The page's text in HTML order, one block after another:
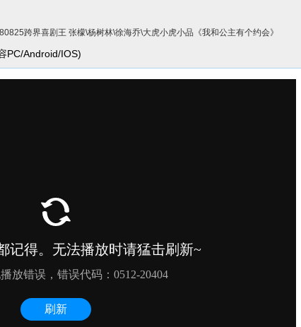
跨界喜剧王 张檬\杨树林\徐海乔\大虎小虎小品《我和公主有个约会》
PC/Android/IOS)